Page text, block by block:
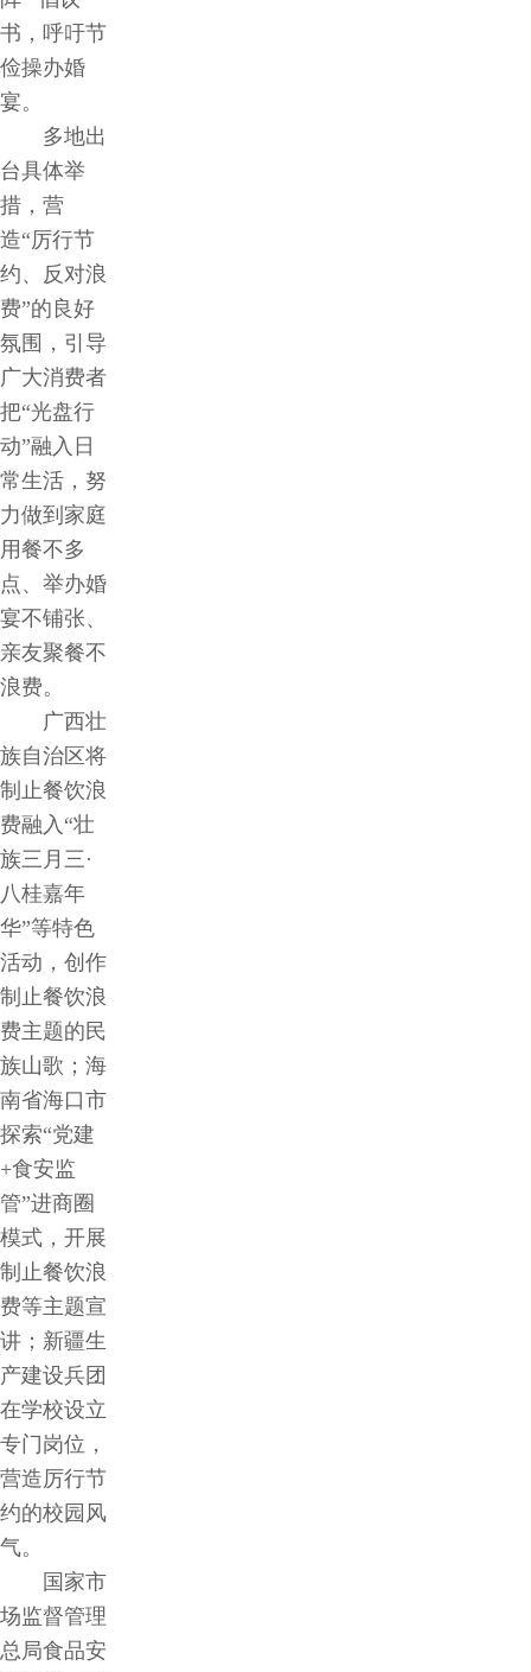
书，呼吁节
俭操办婚
宴。
多地出
台具体举
措，营
造“厉行节
约、反对浪
费”的良好
氛围，引导
广大消费者
把“光盘行
动”融入日
常生活，努
力做到家庭
用餐不多
点、举办婚
宴不铺张、
亲友聚餐不
浪费。
广西壮
族自治区将
制止餐饮浪
费融入“壮
族三月三·
八桂嘉年
华”等特色
活动，创作
制止餐饮浪
费主题的民
族山歌；海
南省海口市
探索“党建
+食安监
管”进商圈
模式，开展
制止餐饮浪
费等主题宣
讲；新疆生
产建设兵团
在学校设立
专门岗位，
营造厉行节
约的校园风
气。
国家市
场监督管理
总局食品安